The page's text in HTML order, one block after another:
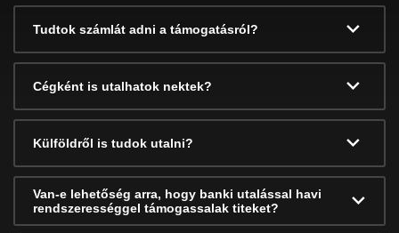
Tudtok számlát adni a támogatásról?
Cégként is utalhatok nektek?
Külföldről is tudok utalni?
Van-e lehetőség arra, hogy banki utalással havi
rendszerességgel támogassalak titeket?